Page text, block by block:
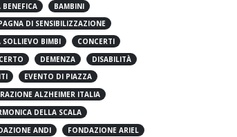
BENEFICA
BAMBINI
DI SENSIBILIZZAZIONE
SOLLIEVO BIMBI
CONCERTI
DEMENZA
DISABILITÀ
EVENTO DI PIAZZA
ALZHEIMER ITALIA
DELLA SCALA
ANDI
FONDAZIONE ARIEL